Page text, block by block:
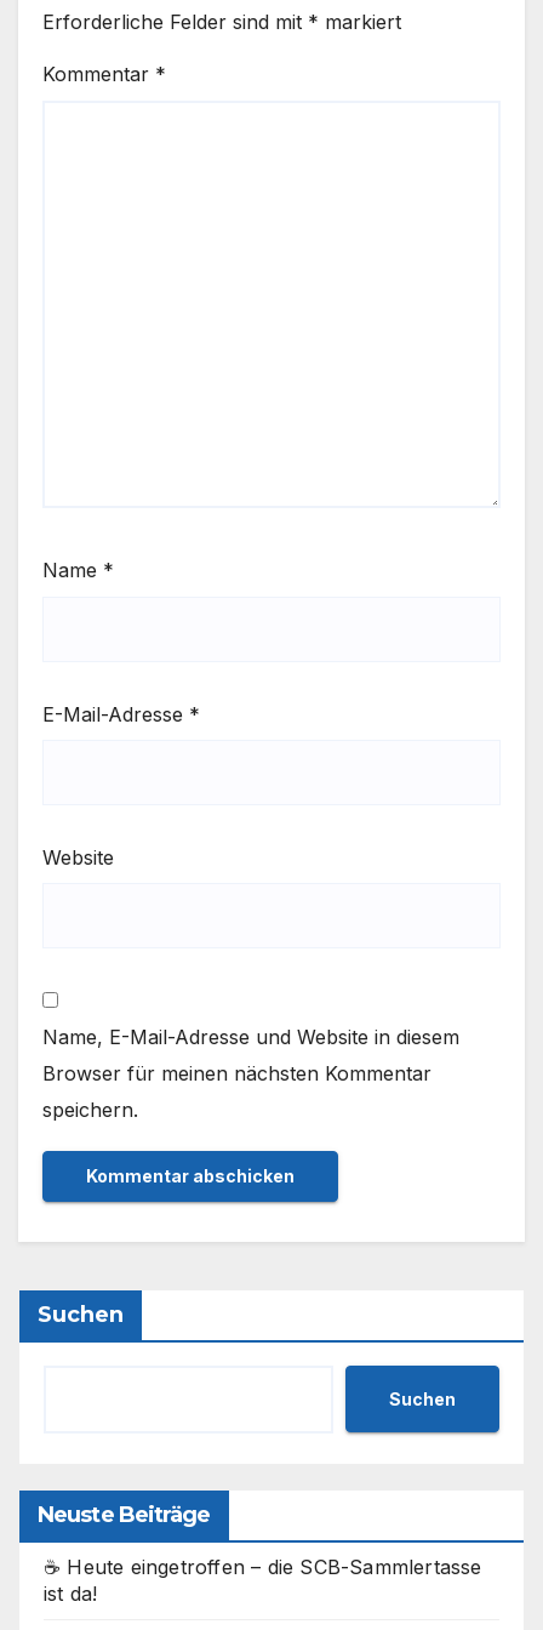
Erforderliche Felder sind mit * markiert
Kommentar *
Name *
E-Mail-Adresse *
Website
Name, E-Mail-Adresse und Website in diesem
Browser für meinen nächsten Kommentar
speichern.
Suchen
Suchen
Neuste Beiträge
☕ Heute eingetroffen – die SCB-Sammlertasse
ist da!